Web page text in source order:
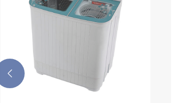
